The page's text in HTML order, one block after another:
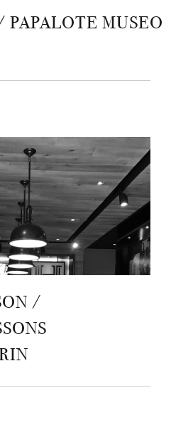
PAPALOTE MUSEO
/